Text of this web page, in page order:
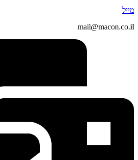
מייל
mail@macon.co.il